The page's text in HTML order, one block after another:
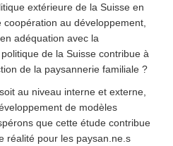
extérieure de la Suisse en
au développement,
adéquation avec la
de la Suisse contribue à
de la paysannerie familiale ?
au niveau interne et externe,
de modèles
que cette étude contribue
réalité pour les paysan.ne.s